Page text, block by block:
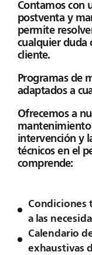
Contamos con
postventa y
permite
cualquier duda
cliente.
Programas de
adaptados a
Ofrecemos a
mantenimiento
intervención y
técnicos en el
comprende:
Condiciones
a las
Calendario
exhaustivas